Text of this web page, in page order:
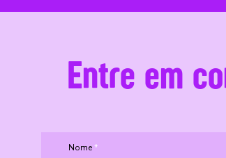
Entre em
Nome